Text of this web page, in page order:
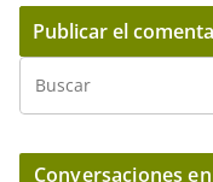
Conversaciones